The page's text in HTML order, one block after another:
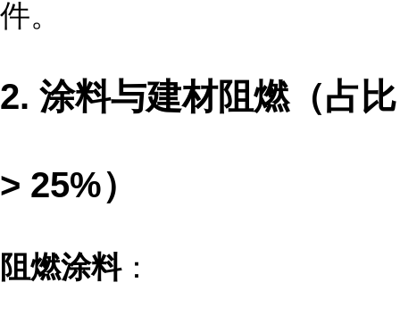
件。
2. 涂料与建材阻燃（占比
> 25%）
阻燃涂料：